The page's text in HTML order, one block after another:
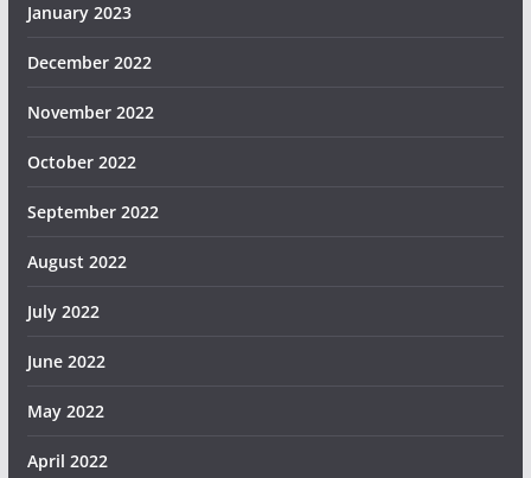
January 2023
December 2022
November 2022
October 2022
September 2022
August 2022
July 2022
June 2022
May 2022
April 2022